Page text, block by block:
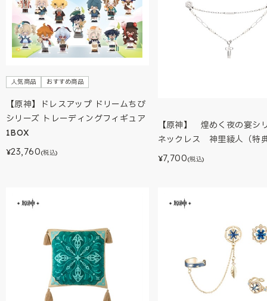
人気商品 おすすめ商品
【原神】ドレスアップ ドリームちび
シリーズ トレーディングフィギュア
1BOX
¥23,760(税込)
【原神】 煌めく夜の宴
ネックレス 神里綾人（特
¥7,700(税込)